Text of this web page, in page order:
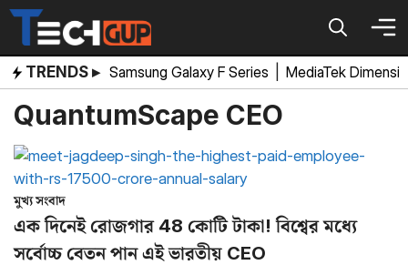
Skip
content
TRENDS ▸ Samsung Galaxy F Series MediaTek
QuantumScape CEO
মুখ্য সংবাদ
এক দিনেই রোজগার 48 কোটি টাকা! বিশ্বের মধ্যে
সর্বোচ্চ বেতন পান এই ভারতীয় CEO